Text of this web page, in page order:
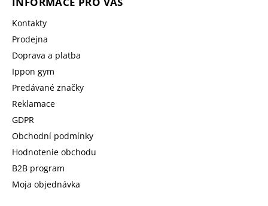
Kontakty
Prodejna
Doprava a platba
Ippon gym
Predávané značky
Reklamace
GDPR
Obchodní podmínky
Hodnotenie obchodu
B2B program
Moja objednávka